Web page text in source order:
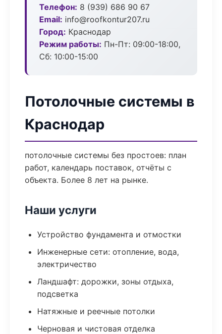
Телефон: 8 (939) 686 90 67
Email: info@roofkontur207.ru
Город: Краснодар
Режим работы: Пн-Пт: 09:00-18:00,
Сб: 10:00-15:00
Потолочные системы в
Краснодар
потолочные системы без простоев: план
работ, календарь поставок, отчёты с
объекта. Более 8 лет на рынке.
Наши услуги
Устройство фундамента и отмостки
Инженерные сети: отопление, вода,
электричество
Ландшафт: дорожки, зоны отдыха,
подсветка
Натяжные и реечные потолки
Черновая и чистовая отделка